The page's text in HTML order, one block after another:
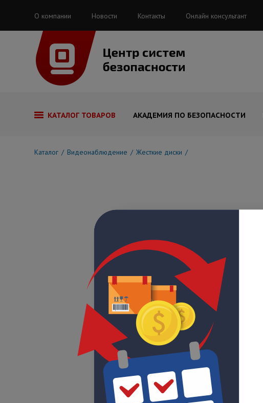
О компании Новости Контакты Онлайн консультант
КАТАЛОГ ТОВАРОВ АКАДЕМИЯ ПО БЕЗОПАСНОСТИ
Каталог Видеонаблюдение Жесткие диски